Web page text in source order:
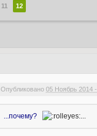
11 12
Опубликовано05 Ноябрь 2014
...почему? ...